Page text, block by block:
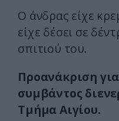
Ο άνδρας είχε
είχε δέσει σε
σπιτιού του.
Προανάκριση
συμβάντος
Τμήμα Αιγίου.